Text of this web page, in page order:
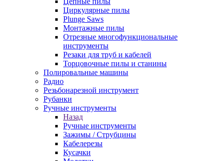
Циркулярные пилы
Plunge Saws
Монтажные пилы
Отрезные многофункциональные
инструменты
Резаки для труб и кабелей
Торцовочные пилы и станины
Полировальные машины
Радио
Резьбонарезной инструмент
Рубанки
Ручные инструменты
Назад
Ручные инструменты
Зажимы / Струбцины
Кабелерезы
Кусачки